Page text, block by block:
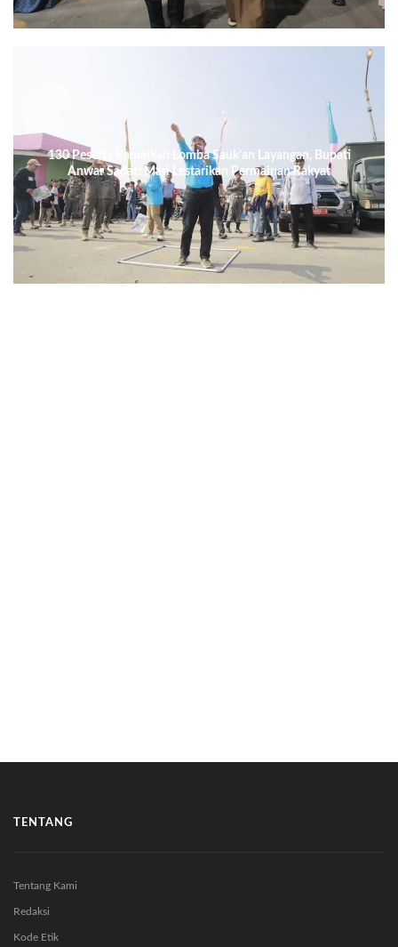
130 Peserta Ramaikan Lomba Sauk’an Layangan, Bupati
Anwar Sadat: Mari Lestarikan Permainan Rakyat
TENTANG
Tentang Kami
Redaksi
Kode Etik